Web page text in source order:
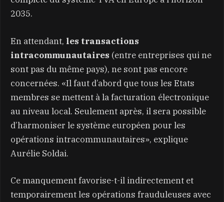
2035.
En attendant, les transactions
intracommunautaires (entre entreprises qui ne
sont pas du même pays), ne sont pas encore
concernées. «Il faut d’abord que tous les Etats
membres se mettent à la facturation électronique
au niveau local. Seulement après, il sera possible
d’harmoniser le système européen pour les
opérations intracommunautaires», explique
Aurélie Soldai.
Ce manquement favorise-t-il indirectement et
temporairement les opérations frauduleuses avec